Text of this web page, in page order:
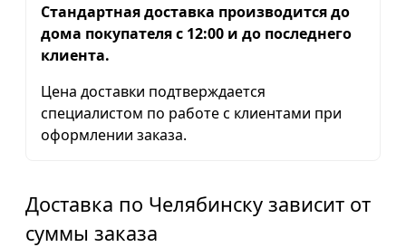
Стандартная доставка производится до
дома покупателя с 12:00 и до последнего
клиента.
Цена доставки подтверждается
специалистом по работе с клиентами при
оформлении заказа.
Доставка по Челябинску зависит от
суммы заказа